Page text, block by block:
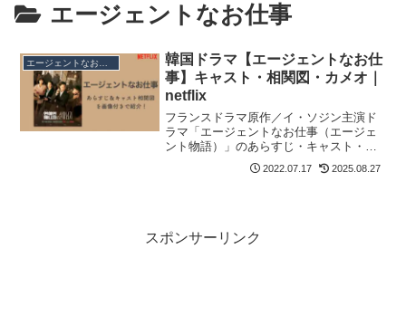
エージェントなお仕事
エージェントなお仕事
韓国ドラマ【エージェントなお仕
事】キャスト・相関図・カメオ｜
netflix
フランスドラマ原作／イ・ソジン主演ド
ラマ「エージェントなお仕事（エージェ
ント物語）」のあらすじ・キャスト・相
関図・視聴率・OSTなど
2022.07.17 2025.08.27
スポンサーリンク